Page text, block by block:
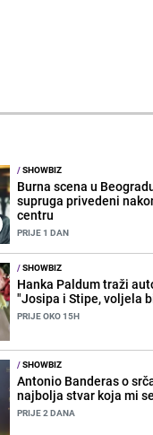
/SHOWBIZ
Burna scena u
supruga privedeni
centru
PRIJE 1 DAN
/SHOWBIZ
Hanka Paldum traži
"Josipa i Stipe, voljela
PRIJE OKO 15H
/SHOWBIZ
Antonio Banderas o
najbolja stvar koja mi
PRIJE 2 DANA